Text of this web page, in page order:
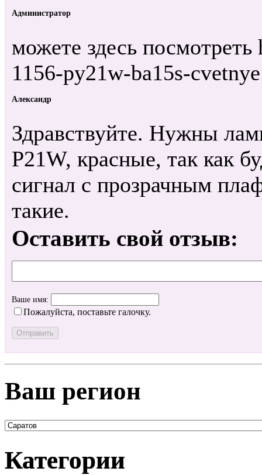
Администратор
можете здесь
1156-py21w-ba15s-cvetnye
Александр
Здравствуйте. Нужны
P21W, красные, так как
сигнал с прозрачным
такие.
Оставить свой отзыв:
Ваше имя:
Пожалуйста, поставьте галочку.
Ваш регион
Категории